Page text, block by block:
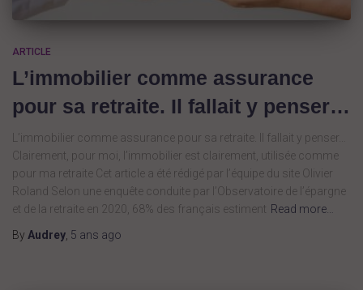
ARTICLE
L’immobilier comme assurance
pour sa retraite. Il fallait y penser…
L’immobilier comme assurance pour sa retraite. Il fallait y penser…
Clairement, pour moi, l’immobilier est clairement, utilisée comme
pour ma retraite Cet article a été rédigé par l’équipe du site Olivier
Roland Selon une enquête conduite par l’Observatoire de l’épargne
et de la retraite en 2020, 68% des français estiment Read more…
By Audrey 5 ans ago